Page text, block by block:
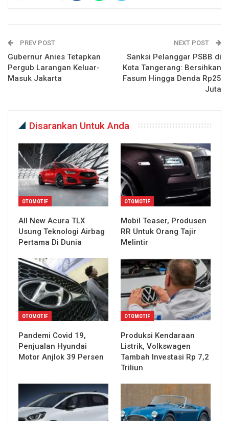
PREV POST
Gubernur Anies Tetapkan
Pergub Larangan Keluar-
Masuk Jakarta
NEXT POST
Sanksi Pelanggar PSBB di
Kota Tangerang: Bersihkan
Fasum Hingga Denda Rp25
Juta
Disarankan Untuk Anda
OTOMOTIF
All New Acura TLX
Usung Teknologi Airbag
Pertama Di Dunia
OTOMOTIF
Mobil Teaser, Produsen
RR Untuk Orang Tajir
Melintir
OTOMOTIF
Pandemi Covid 19,
Penjualan Hyundai
Motor Anjlok 39 Persen
OTOMOTIF
Produksi Kendaraan
Listrik, Volkswagen
Tambah Investasi Rp 7,2
Triliun